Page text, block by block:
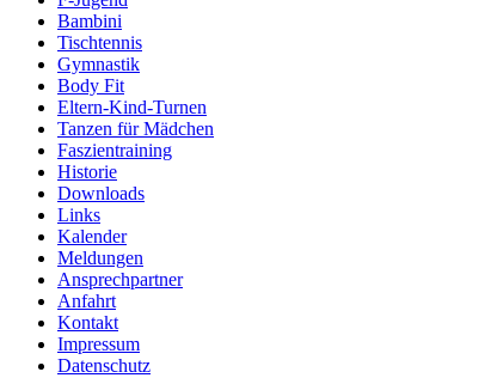
Bambini
Tischtennis
Gymnastik
Body Fit
Eltern-Kind-Turnen
Tanzen für Mädchen
Faszientraining
Historie
Downloads
Links
Kalender
Meldungen
Ansprechpartner
Anfahrt
Kontakt
Impressum
Datenschutz